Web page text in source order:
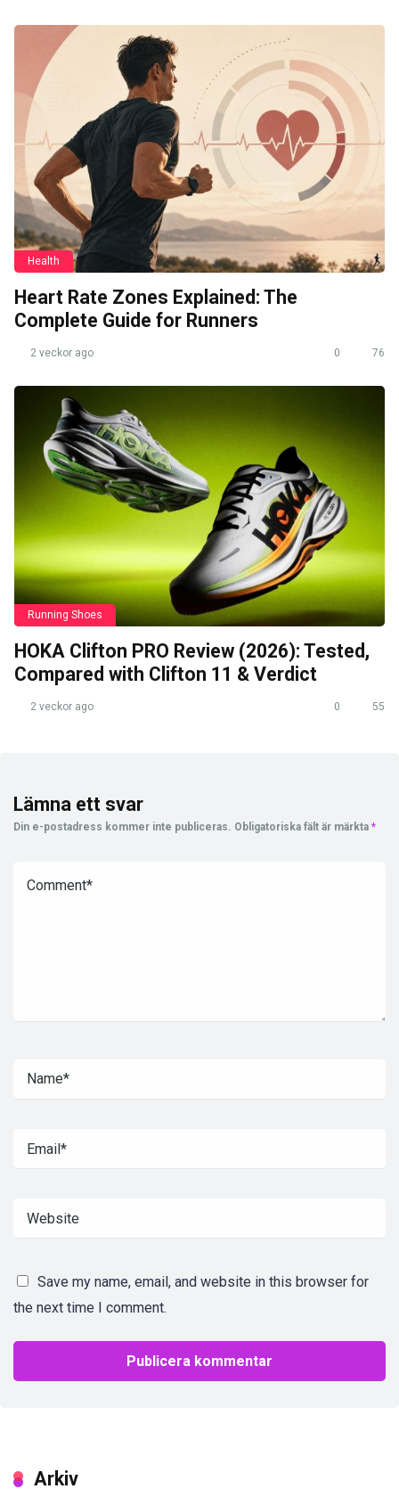
Health
Heart Rate Zones Explained: The
Complete Guide for Runners
2 veckor ago 0 76
Running Shoes
HOKA Clifton PRO Review (2026): Tested,
Compared with Clifton 11 & Verdict
2 veckor ago 0 55
Lämna ett svar
Din e-postadress kommer inte publiceras. Obligatoriska fält är märkta *
Save my name, email, and website in this browser for
the next time I comment.
Arkiv